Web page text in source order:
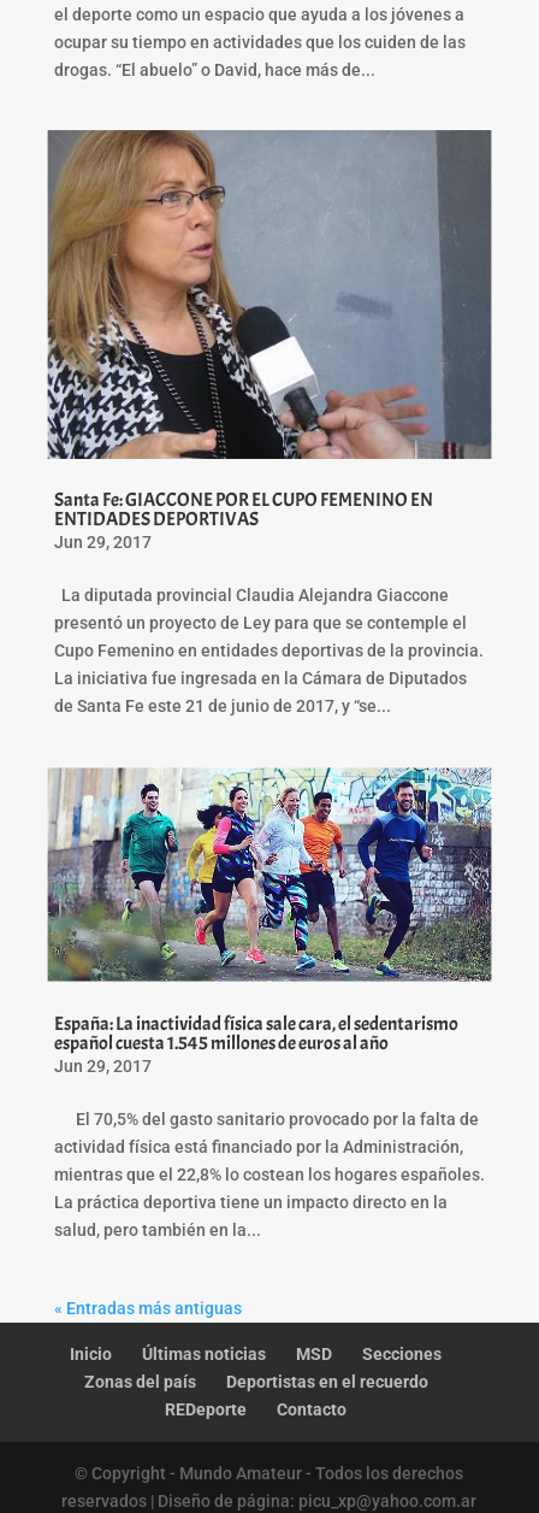
el deporte como un espacio que ayuda a los jóvenes a
ocupar su tiempo en actividades que los cuiden de las
drogas. “El abuelo” o David, hace más de...
Santa Fe: GIACCONE POR EL CUPO FEMENINO EN
ENTIDADES DEPORTIVAS
Jun 29, 2017
La diputada provincial Claudia Alejandra Giaccone
presentó un proyecto de Ley para que se contemple el
Cupo Femenino en entidades deportivas de la provincia.
La iniciativa fue ingresada en la Cámara de Diputados
de Santa Fe este 21 de junio de 2017, y “se...
España: La inactividad física sale cara, el sedentarismo
español cuesta 1.545 millones de euros al año
Jun 29, 2017
El 70,5% del gasto sanitario provocado por la falta de
actividad física está financiado por la Administración,
mientras que el 22,8% lo costean los hogares españoles.
La práctica deportiva tiene un impacto directo en la
salud, pero también en la...
« Entradas más antiguas
Inicio Últimas noticias MSD
Secciones
Zonas del país
Deportistas en el recuerdo
REDeporte
Contacto
© Copyright - Mundo Amateur - Todos los derechos
reservados | Diseño de página: picu_xp@yahoo.com.ar